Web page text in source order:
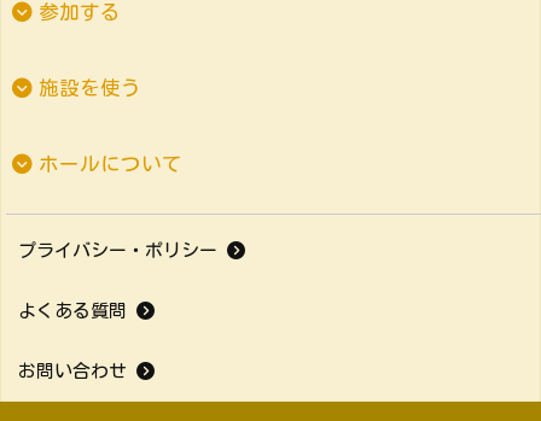
参加する
施設を使う
ホールについて
プライバシー・ポリシー
よくある質問
お問い合わせ